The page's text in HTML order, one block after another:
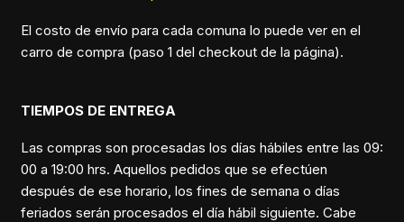
El costo de envío para cada comuna lo puede ver en el
carro de compra (paso 1 del checkout de la página).
TIEMPOS DE ENTREGA
Las compras son procesadas los días hábiles entre las 09:
00 a 19:00 hrs. Aquellos pedidos que se efectúen
después de ese horario, los fines de semana o días
feriados serán procesados el día hábil siguiente. Cabe